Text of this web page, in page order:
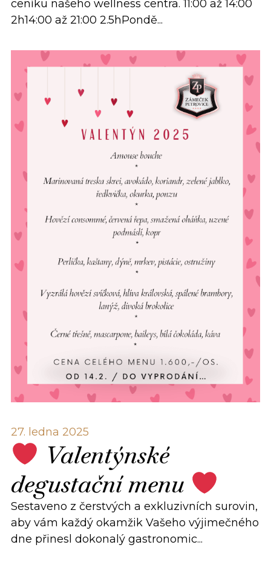
ceníku našeho wellness centra. 11:00 až 14:00
2h14:00 až 21:00 2.5hPondě...
27. ledna 2025
Valentýnské
degustační menu
Sestaveno z čerstvých a exkluzivních surovin,
aby vám každý okamžik Vašeho výjimečného
dne přinesl dokonalý gastronomic...